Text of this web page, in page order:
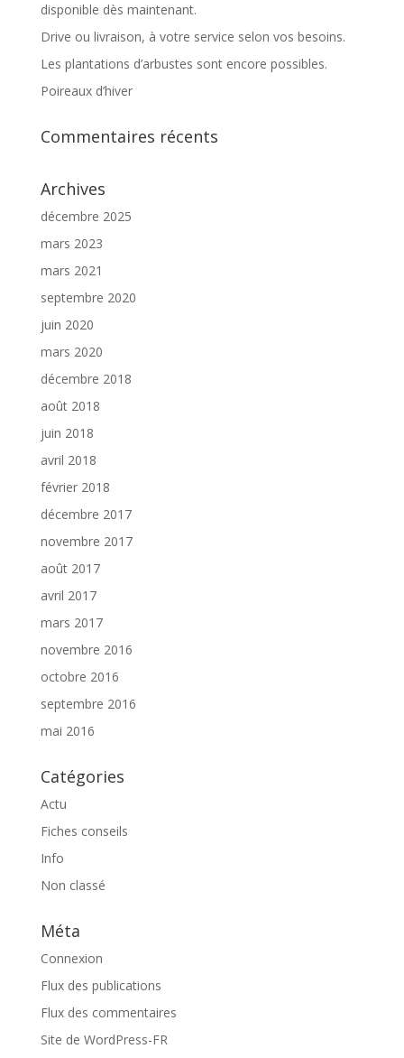
disponible dès maintenant.
Drive ou livraison, à votre service selon vos besoins.
Les plantations d’arbustes sont encore possibles.
Poireaux d’hiver
Commentaires récents
Archives
décembre 2025
mars 2023
mars 2021
septembre 2020
juin 2020
mars 2020
décembre 2018
août 2018
juin 2018
avril 2018
février 2018
décembre 2017
novembre 2017
août 2017
avril 2017
mars 2017
novembre 2016
octobre 2016
septembre 2016
mai 2016
Catégories
Actu
Fiches conseils
Info
Non classé
Méta
Connexion
Flux des publications
Flux des commentaires
Site de WordPress-FR